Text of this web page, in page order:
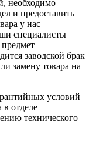
необходимо
и предоставить
у нас
специалисты
предмет
заводской брак
замену товара на
условий
в отделе
технического